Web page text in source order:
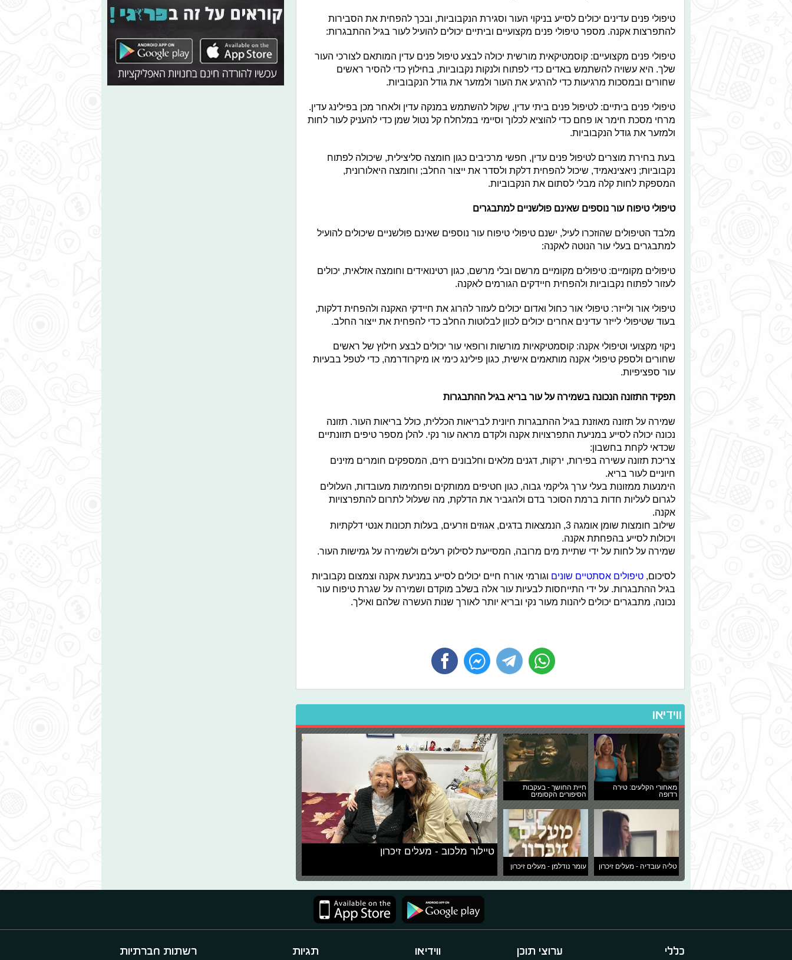
טיפולי פנים עדינים יכולים לסייע בניקוי העור וסגירת הנקבוביות, ובכך להפחית את הסבירות
להתפרצות אקנה. מספר טיפולי פנים מקצועיים וביתיים יכולים להועיל לעור בגיל ההתבגרות:
טיפולי פנים מקצועיים: קוסמטיקאית מורשית יכולה לבצע טיפול פנים עדין המותאם לצורכי העור
שלך. היא עשויה להשתמש באדים כדי לפתוח ולנקות נקבוביות, בחילוץ כדי להסיר ראשים
שחורים ובמסכות מרגיעות כדי להרגיע את העור ולמזער את גודל הנקבוביות.
טיפולי פנים ביתיים: לטיפול פנים ביתי עדין, שקול להשתמש במנקה עדין ולאחר מכן בפילינג עדין.
מרחי מסכת חימר או פחם כדי להוציא לכלוך וסיימי במלחלח קל נטול שמן כדי להעניק לעור לחות
ולמזער את גודל הנקבוביות.
בעת בחירת מוצרים לטיפול פנים עדין, חפשי מרכיבים כגון חומצה סליצילית, שיכולה לפתוח
נקבוביות; ניאצינאמיד, שיכול להפחית דלקת ולסדר את ייצור החלב; וחומצה היאלורונית,
המספקת לחות קלה מבלי לסתום את הנקבוביות.
טיפולי טיפוח עור נוספים שאינם פולשניים למתבגרים
מלבד הטיפולים שהוזכרו לעיל, ישנם טיפולי טיפוח עור נוספים שאינם פולשניים שיכולים להועיל
למתבגרים בעלי עור הנוטה לאקנה:
טיפולים מקומיים: טיפולים מקומיים מרשם ובלי מרשם, כגון רטינואידים וחומצה אזלאית, יכולים
לעזור לפתוח נקבוביות ולהפחית חיידקים הגורמים לאקנה.
טיפולי אור ולייזר: טיפולי אור כחול ואדום יכולים לעזור להרוג את חיידקי האקנה ולהפחית דלקות,
בעוד שטיפולי לייזר עדינים אחרים יכולים לכוון לבלוטות החלב כדי להפחית את ייצור החלב.
ניקוי מקצועי וטיפולי אקנה: קוסמטיקאיות מורשות ורופאי עור יכולים לבצע חילוץ של ראשים
שחורים ולספק טיפולי אקנה מותאמים אישית, כגון פילינג כימי או מיקרודרמה, כדי לטפל בבעיות
עור ספציפיות.
תפקיד התזונה הנכונה בשמירה על עור בריא בגיל ההתבגרות
שמירה על תזונה מאוזנת בגיל ההתבגרות חיונית לבריאות הכללית, כולל בריאות העור. תזונה
נכונה יכולה לסייע במניעת התפרצויות אקנה ולקדם מראה עור נקי. להלן מספר טיפים תזונתיים
שכדאי לקחת בחשבון:
צריכת תזונה עשירה בפירות, ירקות, דגנים מלאים וחלבונים רזים, המספקים חומרים מזינים
חיוניים לעור בריא.
הימנעות ממזונות בעלי ערך גליקמי גבוה, כגון חטיפים ממותקים ופחמימות מעובדות, העלולים
לגרום לעליות חדות ברמת הסוכר בדם ולהגביר את הדלקת, מה שעלול לתרום להתפרצויות
אקנה.
שילוב חומצות שומן אומגה 3, הנמצאות בדגים, אגוזים וזרעים, בעלות תכונות אנטי דלקתיות
ויכולות לסייע בהפחתת אקנה.
שמירה על לחות על ידי שתיית מים מרובה, המסייעת לסילוק רעלים ולשמירה על גמישות העור.
לסיכום, טיפולים אסתטיים שונים וגורמי אורח חיים יכולים לסייע במניעת אקנה וצמצום נקבוביות
בגיל ההתבגרות. על ידי התייחסות לבעיות עור אלה בשלב מוקדם ושמירה על שגרת טיפוח עור
נכונה, מתבגרים יכולים ליהנות מעור נקי ובריא יותר לאורך שנות העשרה שלהם ואילך.
ווידיאו
מאחורי הקלעים: טירה
רדופה
חיית החושך - בעקבות
הסיפורים הקסומים
טליה עובדיה - מעלים זיכרון עומר נודלמן - מעלים זיכרון
טיילור מלכוב - מעלים זיכרון
כללי ערוצי תוכן ווידיאו תגיות רשתות חברתיות